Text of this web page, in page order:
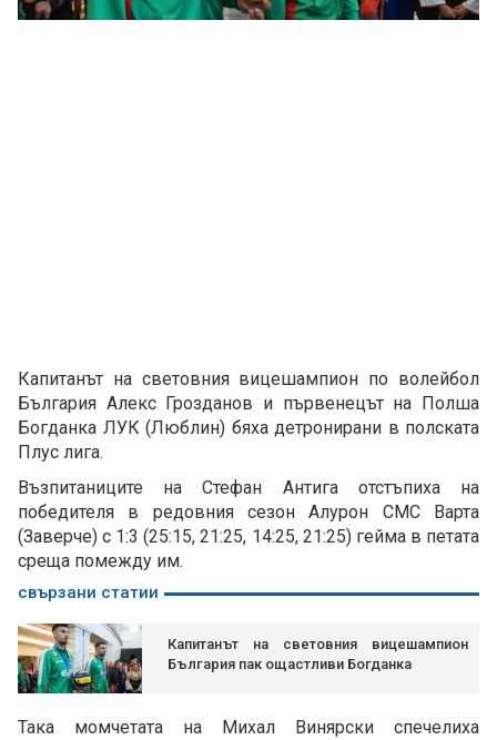
Капитанът на световния вицешампион по волейбол
България Алекс Грозданов и първенецът на Полша
Богданка ЛУК (Люблин) бяха детронирани в полската
Плус лига.
Възпитаниците на Стефан Антига отстъпиха на
победителя в редовния сезон Алурон СМС Варта
(Заверче) с 1:3 (25:15, 21:25, 14:25, 21:25) гейма в петата
среща помежду им.
свързани статии
Капитанът на световния вицешампион
България пак ощастливи Богданка
Така момчетата на Михал Винярски спечелиха